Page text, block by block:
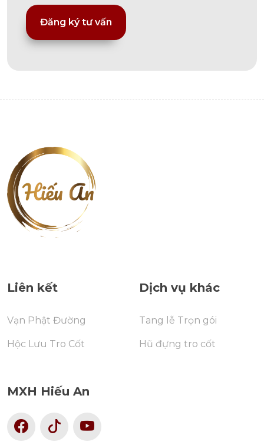
Liên kết
Vạn Phật Đường
Hộc Lưu Tro Cốt
Dịch vụ khác
Tang lễ Trọn gói
Hũ đựng tro cốt
MXH Hiếu An